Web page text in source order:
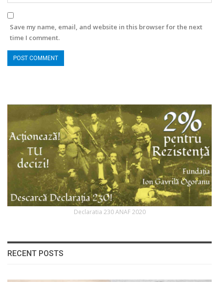
Save my name, email, and website in this browser for the next
time I comment.
Declaratia 230 ANAF 2020
RECENT POSTS